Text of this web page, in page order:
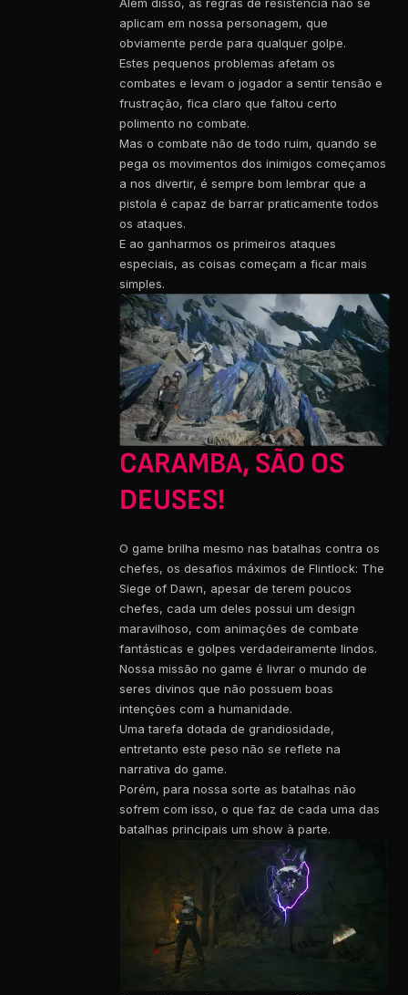
Além disso, as regras de resistência não se
aplicam em nossa personagem, que
obviamente perde para qualquer golpe.
Estes pequenos problemas afetam os
combates e levam o jogador a sentir tensão e
frustração, fica claro que faltou certo
polimento no combate.
Mas o combate não de todo ruim, quando se
pega os movimentos dos inimigos começamos
a nos divertir, é sempre bom lembrar que a
pistola é capaz de barrar praticamente todos
os ataques.
E ao ganharmos os primeiros ataques
especiais, as coisas começam a ficar mais
simples.
CARAMBA, SÃO OS
DEUSES!
O game brilha mesmo nas batalhas contra os
chefes, os desafios máximos de Flintlock: The
Siege of Dawn, apesar de terem poucos
chefes, cada um deles possui um design
maravilhoso, com animações de combate
fantásticas e golpes verdadeiramente lindos.
Nossa missão no game é livrar o mundo de
seres divinos que não possuem boas
intenções com a humanidade.
Uma tarefa dotada de grandiosidade,
entretanto este peso não se reflete na
narrativa do game.
Porém, para nossa sorte as batalhas não
sofrem com isso, o que faz de cada uma das
batalhas principais um show à parte.